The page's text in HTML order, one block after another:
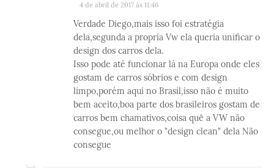
4 de abril de 2017 às 11:46
Verdade Diego,mais isso foi estratégia
dela,segunda a propria Vw ela queria unificar o
design dos carros dela.
Isso pode até funcionar lá na Europa onde eles
gostam de carros sóbrios e com design
limpo,porém aqui no Brasil,isso não é muito
bem aceito,boa parte dos brasileiros gostam de
carros bem chamativos,coisa quê a VW não
consegue,ou melhor o "design clean" dela Não
consegue